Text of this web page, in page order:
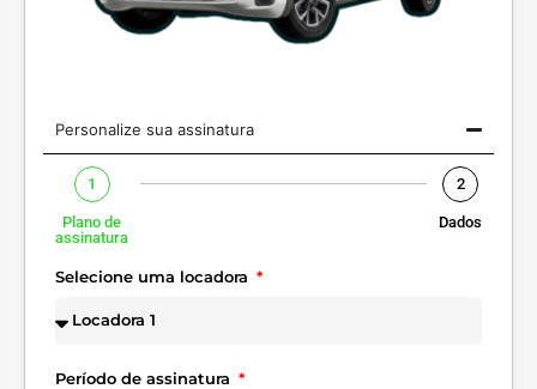
Personalize sua assinatura
1
Plano de
assinatura
2
Dados
Selecione uma locadora
Período de assinatura